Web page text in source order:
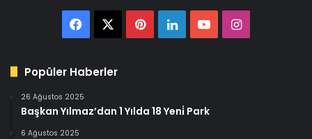
FacebookPinterest
LinkedInYouTubeInstagram
Popüler Haberler
26 Ağustos 2025
Başkan Yılmaz’dan 1 Yılda 18 Yeni̇ Park
6 Ağustos 2025